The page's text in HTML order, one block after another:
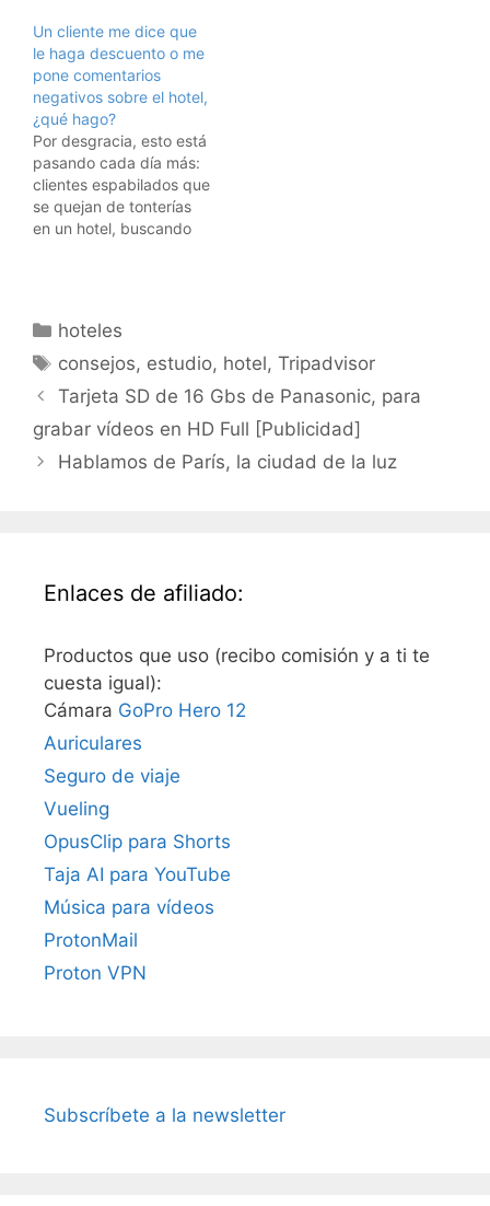
Google lleva varios
meses empujando sus
sitios de viajes, Por
ejemplo, en Google
flights ya se pueden
buscar vuelos
directamente desde
Google, en Google Maps
aparecen…
Un cliente me dice que
le haga descuento o me
pone comentarios
negativos sobre el hotel,
¿qué hago?
Por desgracia, esto está
pasando cada día más:
clientes espabilados que
se quejan de tonterías
en un hotel, buscando
o en Booking o en su
propio blog a no ser que
¿Qué…
Categorías
hoteles
Etiquetas
consejos, estudio, hotel,Tripadvisor
Tarjeta SD de 16 Gbs de Panasonic, para
grabar vídeos en HD Full [Publicidad]
Hablamos de París, la ciudad de la luz
Enlaces de afiliado:
Productos que uso (recibo comisión y a ti te
cuesta igual):
Cámara GoPro Hero 12
Auriculares
Seguro de viaje
Vueling
OpusClip para Shorts
Taja AI para YouTube
Música para vídeos
ProtonMail
Proton VPN
Subscríbete a la newsletter